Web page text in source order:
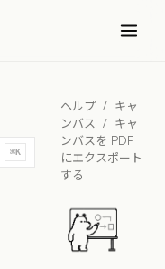
⌘K
ヘルプ / キャ
ンバス
/ キャ
ンバスを PDF
にエクスポート
する